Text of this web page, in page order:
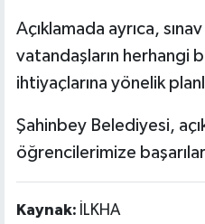
Açıklamada ayrıca,
vatandaşların herhangi
ihtiyaçlarına yönelik
Şahinbey Belediyesi,
öğrencilerimize
Kaynak: İLKHA